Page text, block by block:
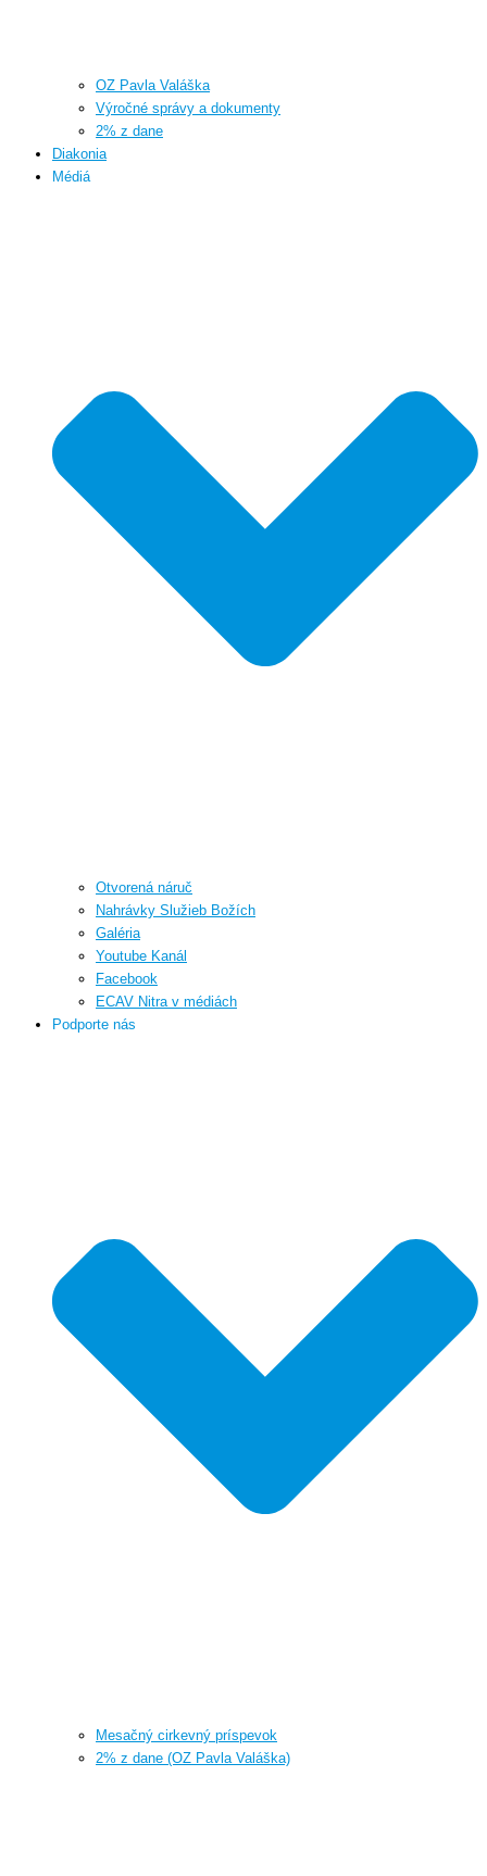
OZ Pavla Valáška
Výročné správy a dokumenty
2% z dane
Diakonia
Médiá
Otvorená náruč
Nahrávky Služieb Božích
Galéria
Youtube Kanál
Facebook
ECAV Nitra v médiách
Podporte nás
Mesačný cirkevný príspevok
2% z dane (OZ Pavla Valáška)